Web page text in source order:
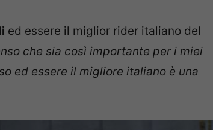
ed essere il miglior rider italiano del
che sia così importante per i miei
ed essere il migliore italiano è una